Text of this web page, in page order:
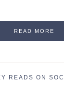
READ MORE
READS ON